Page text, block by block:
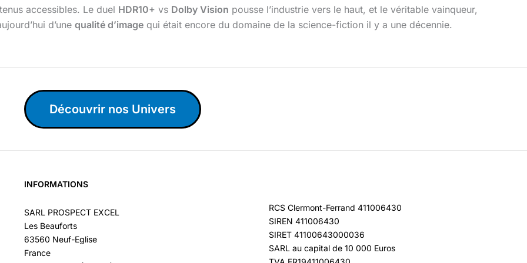
accessibles. Le duel HDR10+ vs Dolby Vision pousse l’industrie vers le haut, et le véritable vainqueur,
d’une qualité d’image qui était encore du domaine de la science-fiction il y a une décennie.
Découvrir nos Univers
INFORMATIONS
SARL PROSPECT EXCEL
Les Beauforts
63560 Neuf-Eglise
France
RCS Clermont-Ferrand 411006430
SIREN 411006430
SIRET 41100643000036
SARL au capital de 10 000 Euros